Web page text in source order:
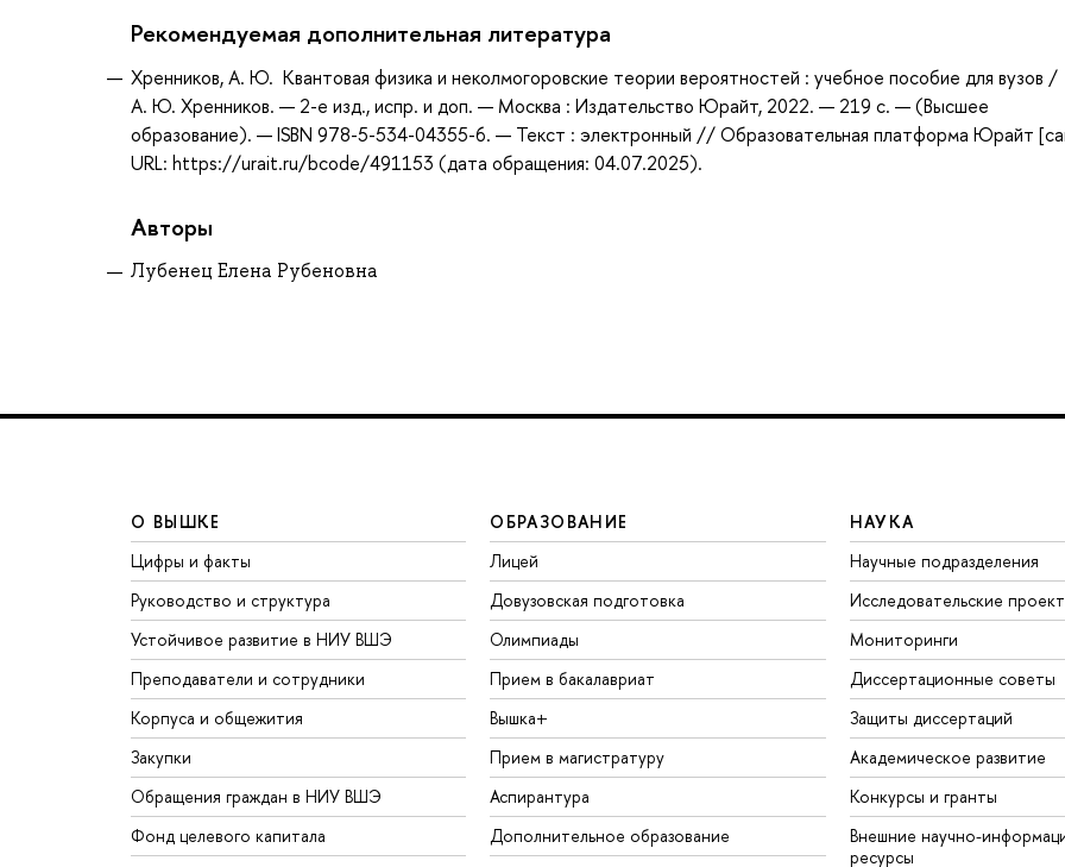
Рекомендуемая дополнительная литература
Хренников, А. Ю. Квантовая физика и неколмогоровские теории вероятностей : учебное пособие для вузов /
А. Ю. Хренников. — 2-е изд., испр. и доп. — Москва : Издательство Юрайт, 2022. — 219 с. — (Высшее
образование). — ISBN 978-5-534-04355-6. — Текст : электронный // Образовательная платформа Юрайт
URL: https://urait.ru/bcode/491153 (дата обращения: 04.07.2025).
Авторы
Лубенец Елена Рубеновна
О ВЫШКЕ
Цифры и факты
Руководство и структура
Устойчивое развитие в НИУ ВШЭ
Преподаватели и сотрудники
Корпуса и общежития
Закупки
Обращения граждан в НИУ ВШЭ
Фонд целевого капитала
ОБРАЗОВАНИЕ
Лицей
Довузовская подготовка
Олимпиады
Прием в бакалавриат
Вышка+
Прием в магистратуру
Аспирантура
Дополнительное образование
НАУКА
Научные подразделения
Исследовательские
Мониторинги
Диссертационные советы
Защиты диссертаций
Академическое развитие
Конкурсы и гранты
Внешние научно-
ресурсы